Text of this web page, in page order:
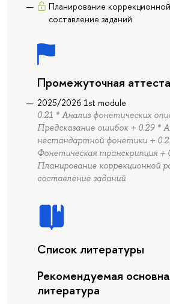
Планирование
составление заданий
Промежуточная
2025/2026 1st module
0.21 * Анализ фонетических
Предсказание ошибок + 0.29 *
нестандартной фонетики +
Фонетическая транскрипция +
Планирование коррекционной
составление заданий
Список литературы
Рекомендуемая
литература